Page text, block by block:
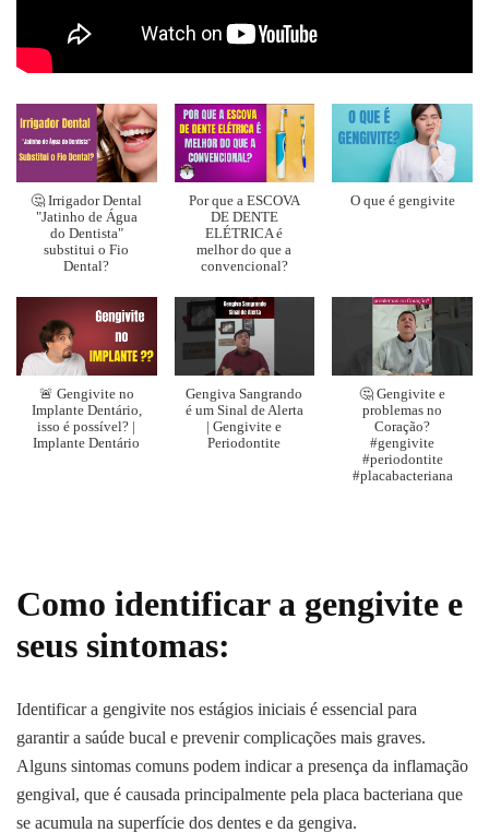
🤔 Irrigador Dental
"Jatinho de Água
do Dentista"
substitui o Fio
Dental?
Por que a ESCOVA
DE DENTE
ELÉTRICA é
melhor do que a
convencional?
O que é gengivite
🚨 Gengivite no
Implante Dentário,
isso é possível? |
Implante Dentário
Gengiva Sangrando
é um Sinal de Alerta
| Gengivite e
Periodontite
🤔 Gengivite e
problemas no
Coração?
#gengivite
#periodontite
#placabacteriana
Como identificar a gengivite e
seus sintomas:
Identificar a gengivite nos estágios iniciais é essencial para
garantir a saúde bucal e prevenir complicações mais graves.
Alguns sintomas comuns podem indicar a presença da inflamação
gengival, que é causada principalmente pela placa bacteriana que
se acumula na superfície dos dentes e da gengiva.